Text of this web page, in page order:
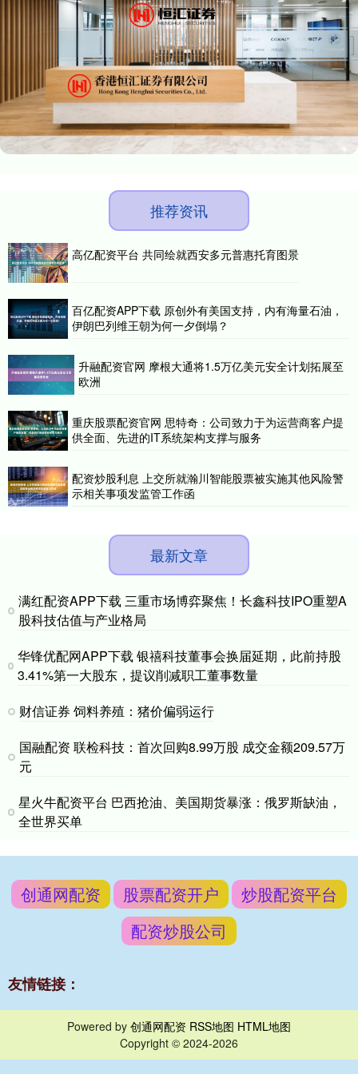
推荐资讯
高亿配资平台 共同绘就西安多元普惠托育图景
百亿配资APP下载 原创外有美国支持，内有海量石油，
伊朗巴列维王朝为何一夕倒塌？
升融配资官网 摩根大通将1.5万亿美元安全计划拓展至
欧洲
重庆股票配资官网 思特奇：公司致力于为运营商客户提
供全面、先进的IT系统架构支撑与服务
配资炒股利息 上交所就瀚川智能股票被实施其他风险警
示相关事项发监管工作函
最新文章
满红配资APP下载 三重市场博弈聚焦！长鑫科技IPO重塑A
股科技估值与产业格局
华锋优配网APP下载 银禧科技董事会换届延期，此前持股
3.41%第一大股东，提议削减职工董事数量
财信证券 饲料养殖：猪价偏弱运行
国融配资 联检科技：首次回购8.99万股 成交金额209.57万
元
星火牛配资平台 巴西抢油、美国期货暴涨：俄罗斯缺油，
全世界买单
创通网配资 股票配资开户
炒股配资平台
配资炒股公司
友情链接：
Powered by 创通网配资 RSS地图 HTML地图
Copyright © 2024-2026